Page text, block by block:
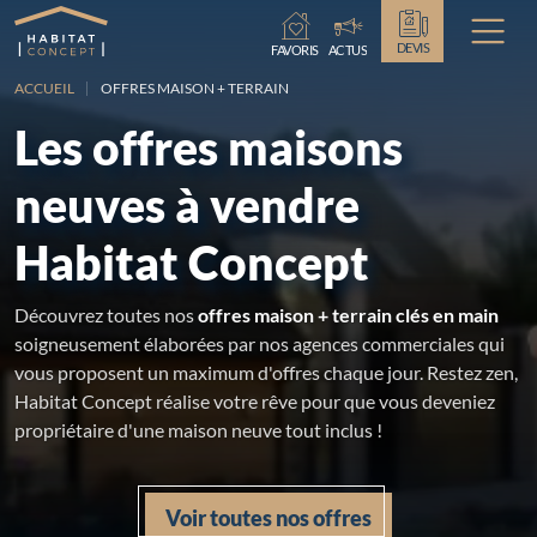
FAVORIS ACTUS DEVIS
ACCUEIL OFFRES MAISON + TERRAIN
Les offres maisons
neuves à vendre
Habitat Concept
Découvrez toutes nosoffres maison + terrain clés en main
soigneusement élaborées par nos agences commerciales qui
vous proposent un maximum d'offres chaque jour. Restez zen,
Habitat Concept réalise votre rêve pour que vous deveniez
propriétaire d'une maison neuve tout inclus !
Voir toutes nos offres